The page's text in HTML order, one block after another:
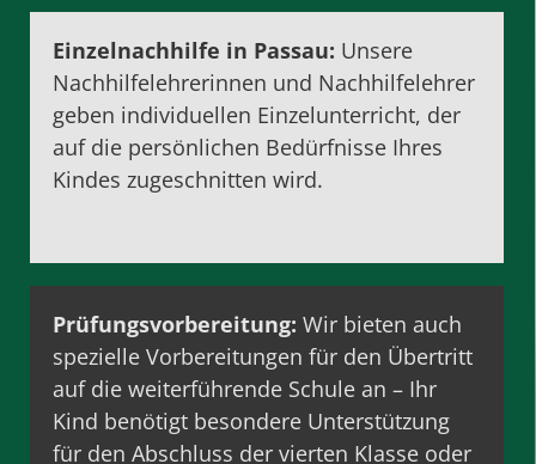
Einzelnachhilfe in Passau: Unsere
Nachhilfelehrerinnen und Nachhilfelehrer
geben individuellen Einzelunterricht, der
auf die persönlichen Bedürfnisse Ihres
Kindes zugeschnitten wird.
Prüfungsvorbereitung:Wir bieten auch
spezielle Vorbereitungen für den Übertritt
auf die weiterführende Schule an – Ihr
Kind benötigt besondere Unterstützung
für den Abschluss der vierten Klasse oder